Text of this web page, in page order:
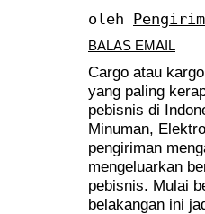
oleh
BALAS EMAIL
Cargo atau
yang paling
pebisnis di
Minuman,
pengiriman
mengeluarkan
pebisnis. Mulai
belakangan ini